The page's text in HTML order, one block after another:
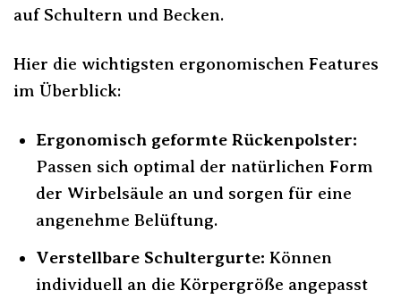
auf Schultern und Becken.
Hier die wichtigsten ergonomischen Features
im Überblick:
Ergonomisch geformte Rückenpolster:
Passen sich optimal der natürlichen Form
der Wirbelsäule an und sorgen für eine
angenehme Belüftung.
Verstellbare Schultergurte: Können
individuell an die Körpergröße angepasst